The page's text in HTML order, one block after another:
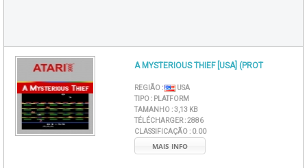
A MYSTERIOUS THIEF [USA] (PROT
REGIÃO :
USA
TIPO : PLATFORM
TAMANHO :3,13 KB
TÉLÉCHARGER :2886
CLASSIFICAÇÃO : 0.00
MAIS INFO